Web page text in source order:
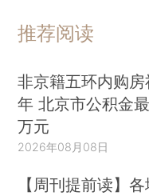
推荐阅读
非京籍五环内购
年 北京市公积金
万元
2026年08月08日
【周刊提前读】